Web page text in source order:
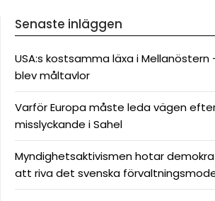
Senaste inläggen
USA:s kostsamma läxa i Mellanöstern
blev måltavlor
Varför Europa måste leda vägen
misslyckande i Sahel
Myndighetsaktivismen hotar
att riva det svenska